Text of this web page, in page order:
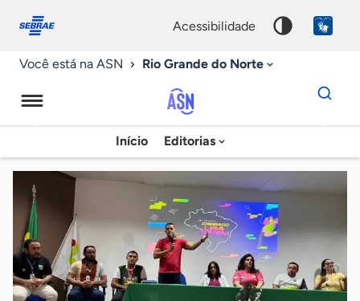
conosco
acessibilidade
Você está na ASN Rio Grande do Norte
Agência
Sebrae
de
Notícias
Início Editorias
Dados
para
chave